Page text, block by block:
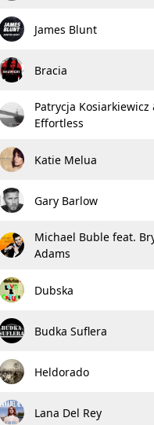
James Blunt
Bracia
Patrycja Kosiarkiewicz
Effortless
Katie Melua
Gary Barlow
Michael Buble feat.
Adams
Dubska
Budka Suflera
Heldorado
Lana Del Rey